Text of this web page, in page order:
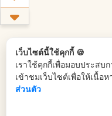
เว็บไซต์นี้ใช้คุกกี้ 🍪
เราใช้คุกกี้เพื่อมอบประสบ
เข้าชมเว็บไซต์เพื่อให้เนื้อ
ส่วนตัว